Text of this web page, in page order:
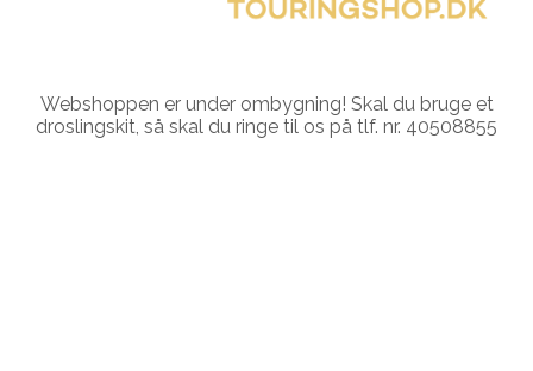
Webshoppen er under ombygning! Skal du bruge et
droslingskit, så skal du ringe til os på tlf. nr. 40508855